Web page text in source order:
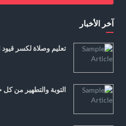
آخر الأخبار
تعليم وصلاة لكسر قيود
التوبة والتطهير من